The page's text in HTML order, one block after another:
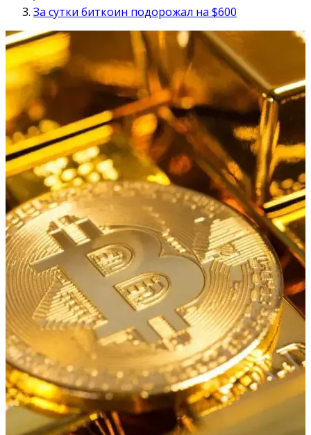
За сутки биткоин подорожал на $600